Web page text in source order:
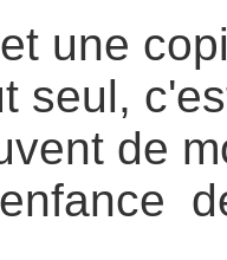
une
seul,
de